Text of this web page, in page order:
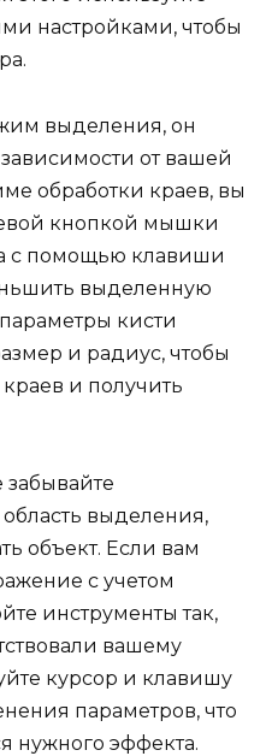
настройками, чтобы
выделения, он
от вашей
обработки краев, вы
кнопкой мышки
с помощью клавиши
выделенную
кисти
и радиус, чтобы
и получить
забывайте
выделения,
объект. Если вам
с учетом
инструменты так,
вашему
курсор и клавишу
параметров, что
нужного эффекта.